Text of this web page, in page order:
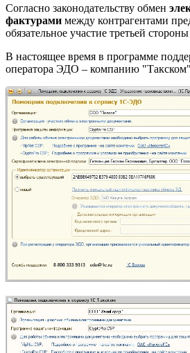
Согласно законодательству обмен
фактурами между контрагентами
обязательное участие третьей
В настоящее время в программе
оператора ЭДО – компанию